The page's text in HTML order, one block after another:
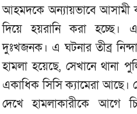
আহমদকে অন্যায়ভাবে আসামী
দিয়ে হয়রানি করা হচ্ছে।
দুঃখজনক। এ ঘটনার তীব্র
হামলা হয়েছে, সেখানে থানা
একাধিক সিসি ক্যামেরা আছে।
দেখে হামলাকারীকে আগে